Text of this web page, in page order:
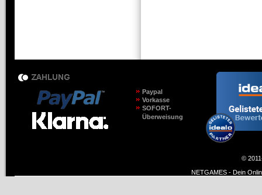
Paypal
Vorkasse
SOFORT-
Überweisung
©
NETGAMES - Dein